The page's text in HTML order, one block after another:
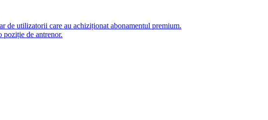
de utilizatorii care au achiziționat abonamentul premium.
poziție de antrenor.